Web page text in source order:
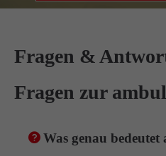
Wir sagenDANKEfür Ihr
Kontakt
Lipper Weg 11a
45770 Marl
Fragen &
Fragen zur
Was genau bedeutet